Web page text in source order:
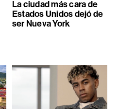
La ciudad más cara de
Estados Unidos dejó de
ser Nueva York